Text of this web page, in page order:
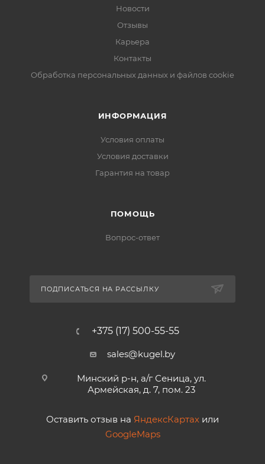
Новости
Отзывы
Карьера
Контакты
Обработка персональных данных и файлов cookie
ИНФОРМАЦИЯ
Условия оплаты
Условия доставки
Гарантия на товар
ПОМОЩЬ
Вопрос-ответ
ПОДПИСАТЬСЯ НА РАССЫЛКУ
+375 (17) 500-55-55
sales@kugel.by
Минский р-н, а/г Сеница, ул.
Армейская, д. 7, пом. 23
Оставить отзыв на ЯндексКартах или
GoogleMaps